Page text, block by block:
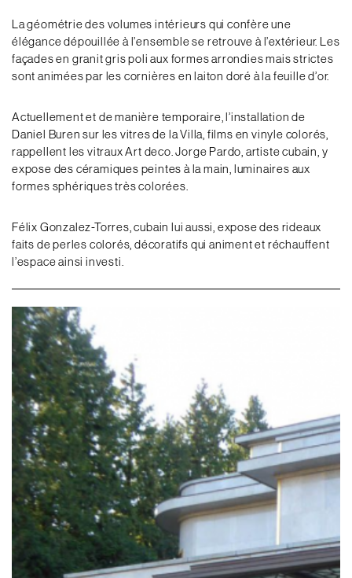
La géométrie des volumes intérieurs qui confère une
élégance dépouillée à l’ensemble se retrouve à l’extérieur. Les
façades en granit gris poli aux formes arrondies mais strictes
sont animées par les cornières en laiton doré à la feuille d’or.
Actuellement et de manière temporaire, l’installation de
Daniel Buren sur les vitres de la Villa, films en vinyle colorés,
rappellent les vitraux Art deco. Jorge Pardo, artiste cubain, y
expose des céramiques peintes à la main, luminaires aux
formes sphériques très colorées.
Félix Gonzalez-Torres, cubain lui aussi, expose des rideaux
faits de perles colorés, décoratifs qui animent et réchauffent
l’espace ainsi investi.